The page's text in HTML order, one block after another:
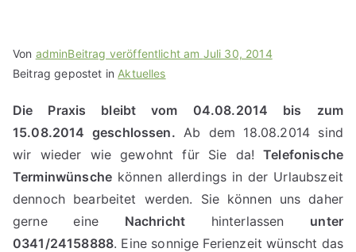
Von adminBeitrag veröffentlicht am Juli 30, 2014
Beitrag gepostet in Aktuelles
Die Praxis bleibt vom 04.08.2014 bis zum
15.08.2014 geschlossen. Ab dem 18.08.2014 sind
wir wieder wie gewohnt für Sie da!Telefonische
Terminwünsche können allerdings in der Urlaubszeit
dennoch bearbeitet werden. Sie können uns daher
gerne eine Nachricht hinterlassen unter
0341/24158888. Eine sonnige Ferienzeit wünscht das